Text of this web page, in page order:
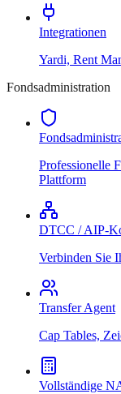
Integrationen
Yardi, Rent
Fondsadministration
Professionelle
Plattform
DTCC / AIP-
Verbinden Sie
Transfer Agent
Cap Tables,
Vollständige